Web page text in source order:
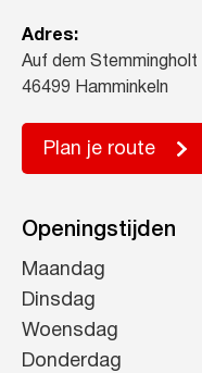
Adres:
Auf dem Stemmingholt
46499 Hamminkeln
Plan je route
Openingstijden
Maandag
Dinsdag
Woensdag
Donderdag